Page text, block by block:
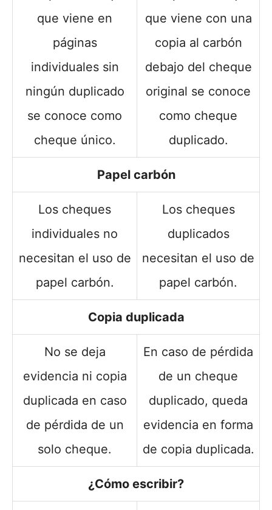
que viene en
páginas
individuales sin
ningún duplicado
se conoce como
cheque único.
que viene con una
copia al carbón
debajo del cheque
original se conoce
como cheque
duplicado.
Papel carbón
Los cheques
individuales no
necesitan el uso de
papel carbón.
Los cheques
duplicados
necesitan el uso de
papel carbón.
Copia duplicada
No se deja
evidencia ni copia
duplicada en caso
de pérdida de un
solo cheque.
En caso de pérdida
de un cheque
duplicado, queda
evidencia en forma
de copia duplicada.
¿Cómo escribir?